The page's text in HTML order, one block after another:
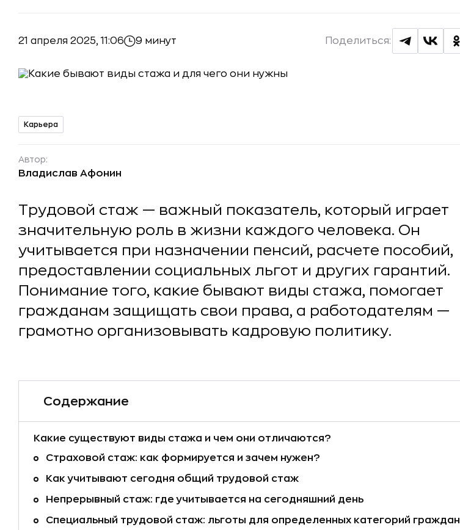
21 апреля 2025, 11:06 9 минут Поделиться:
Карьера
Автор:
Владислав Афонин
Трудовой стаж — важный показатель, который играет
значительную роль в жизни каждого человека. Он
учитывается при назначении пенсий, расчете пособий,
предоставлении социальных льгот и других гарантий.
Понимание того, какие бывают виды стажа, помогает
гражданам защищать свои права, а работодателям —
грамотно организовывать кадровую политику.
Содержание
Какие существуют виды стажа и чем они отличаются?
Страховой стаж: как формируется и зачем нужен?
Как учитывают сегодня общий трудовой стаж
Непрерывный стаж: где учитывается на сегодняшний день
Специальный трудовой стаж: льготы для определенных категорий граждан